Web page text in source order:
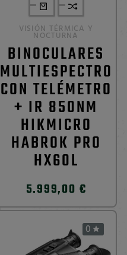
VISIÓN TÉRMICA Y
NOCTURNA
BINOCULARES
MULTIESPECTRO
CON TELÉMETRO
+ IR 850NM
HIKMICRO
HABROK PRO
HX60L
5.999,00 €
0 